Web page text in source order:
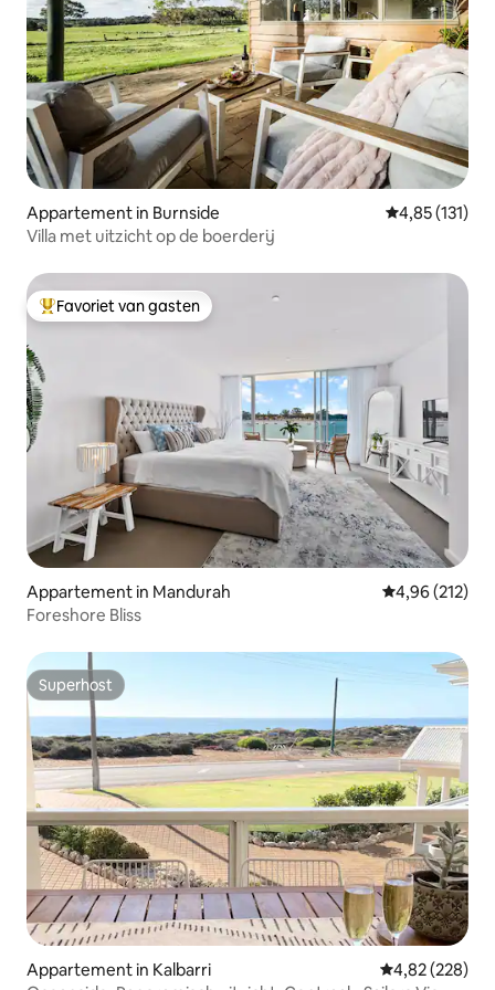
Appartement in Burnside Gemiddelde
4,85 (131)
Villa met uitzicht op de boerderij
Topfavoriet van gasten
Favoriet van gasten
Appartement in Mandurah Gemiddelde
4,96 (212)
Foreshore Bliss
Superhost
Superhost
Appartement in Kalbarri Gemiddelde
4,82 (228)